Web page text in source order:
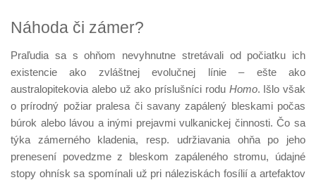
Náhoda či zámer?
Praľudia sa s ohňom nevyhnutne stretávali od počiatku ich
existencie ako zvláštnej evolučnej línie – ešte ako
australopitekovia alebo už ako príslušníci rodu Homo. Išlo však
o prírodný požiar pralesa či savany zapálený bleskami počas
búrok alebo lávou a inými prejavmi vulkanickej činnosti. Čo sa
týka zámerného kladenia, resp. udržiavania ohňa po jeho
prenesení povedzme z bleskom zapáleného stromu, údajné
stopy ohnísk sa spomínali už pri náleziskách fosílií a artefaktov